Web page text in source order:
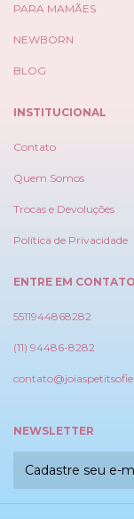
PARA MAMÃES
NEWBORN
BLOG
INSTITUCIONAL
Contato
Quem Somos
Trocas e Devoluções
Política de Privacidade
ENTRE EM CONTATO
5511944868282
(11) 94486-8282
NEWSLETTER